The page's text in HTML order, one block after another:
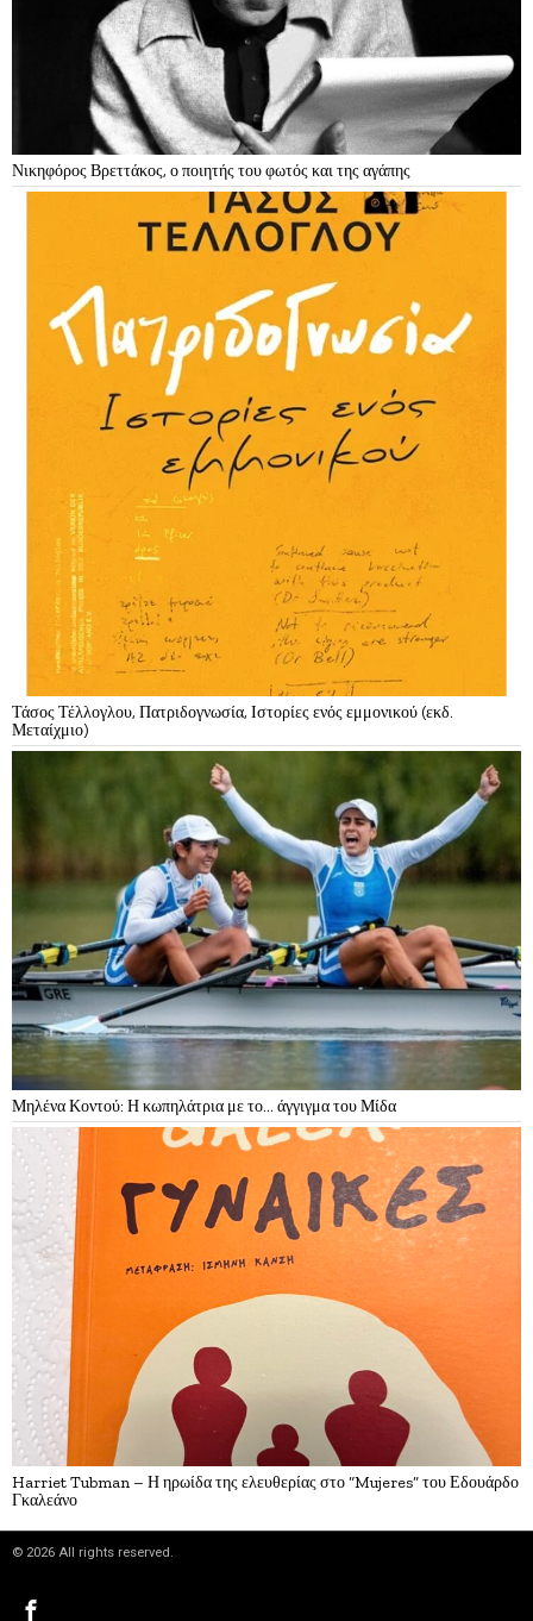
Νικηφόρος Βρεττάκος, ο ποιητής του φωτός και της αγάπης
Τάσος Τέλλογλου, Πατριδογνωσία, Ιστορίες ενός εμμονικού (εκδ.
Μεταίχμιο)
Μηλένα Κοντού: Η κωπηλάτρια με το… άγγιγμα του Μίδα
Harriet Tubman – Η ηρωίδα της ελευθερίας στο “Mujeres” του Εδουάρδο
Γκαλεάνο
© 2026 All rights reserved.